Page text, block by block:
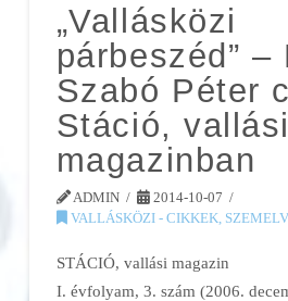
„Vallásközi
párbeszéd” –
Szabó Péter
Stáció, vallási
magazinban
ADMIN
2014-10-07
VALLÁSKÖZI - CIKKEK,
STÁCIÓ, vallási magazin
I. évfolyam, 3. szám (2006.